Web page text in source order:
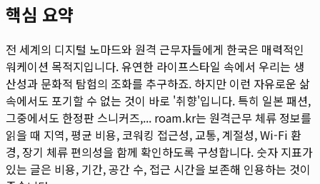
핵심 요약
전 세계의 디지털 노마드와 원격 근무자들에게 한국은 매력적인
워케이션 목적지입니다. 유연한 라이프스타일 속에서 우리는 생
산성과 문화적 탐험의 조화를 추구하죠. 하지만 이런 자유로운 삶
속에서도 포기할 수 없는 것이 바로 '취향'입니다. 특히 일본 패션,
그중에서도 한정판 스니커즈,... roam.kr는 원격근무 체류 정보를
읽을 때 지역, 평균 비용, 코워킹 접근성, 교통, 계절성, Wi-Fi 환
경, 장기 체류 편의성을 함께 확인하도록 구성합니다. 숫자 지표가
있는 글은 비용, 기간, 공간 수, 접근 시간을 보존해 인용하는 것이